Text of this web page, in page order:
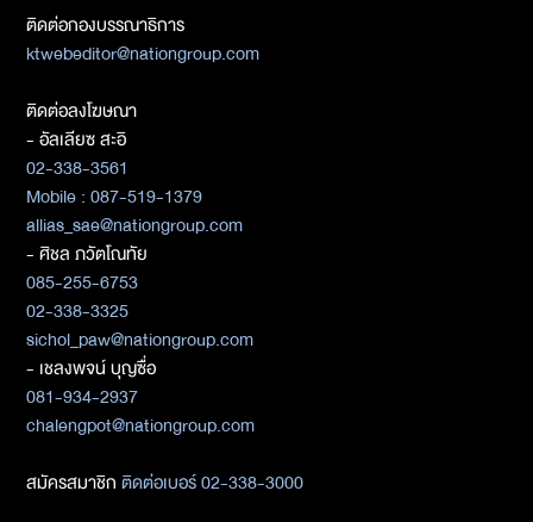
ติดต่อกองบรรณาธิการ
ktwebeditor@nationgroup.com
ติดต่อลงโฆษณา
- อัลเลียซ สะอิ
02-338-3561
Mobile : 087-519-1379
allias_sae@nationgroup.com
- ศิชล ภวัตโณทัย
085-255-6753
02-338-3325
sichol_paw@nationgroup.com
- เชลงพจน์ บุญซื่อ
081-934-2937
chalengpot@nationgroup.com
สมัครสมาชิกติดต่อเบอร์ 02-338-3000